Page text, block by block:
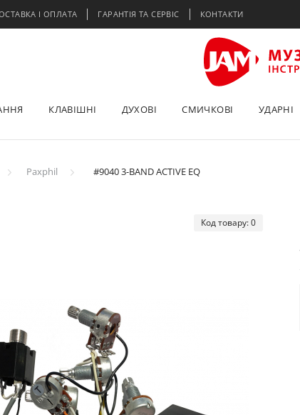
І ОПЛАТА ГАРАНТІЯ ТА СЕРВІС КОНТАКТИ
КЛАВІШНІ ДУХОВІ СМИЧКОВІ УДАРНІ
Paxphil #9040 3-BAND ACTIVE EQ
Код товару: 0